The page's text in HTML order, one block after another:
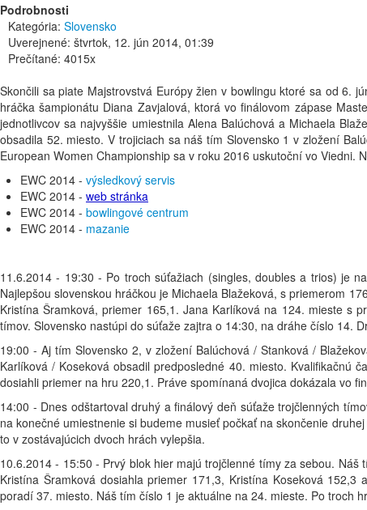
Podrobnosti
Kategória: Slovensko
Uverejnené: štvrtok, 12. jún 2014, 01:39
Prečítané: 4015x
Skončili sa piate Majstrovstvá Európy žien v bowlingu ktoré sa od 6.
hráčka šampionátu Diana Zavjalová, ktorá vo finálovom zápase
jednotlivcov sa najvyššie umiestnila Alena Balúchová a Michaela
obsadila 52. miesto. V trojiciach sa náš tím Slovensko 1 v zložení
European Women Championship sa v roku 2016 uskutoční vo
EWC 2014 - výsledkový servis
EWC 2014 - web stránka
EWC 2014 - bowlingové centrum
EWC 2014 - mazanie
11.6.2014 - 19:30 - Po troch súťažiach (singles, doubles a trios) je
Najlepšou slovenskou hráčkou je Michaela Blažeková, s priemerom
Kristína Šramková, priemer 165,1. Jana Karlíková na 124. mieste s
tímov. Slovensko nastúpi do súťaže zajtra o 14:30, na dráhe číslo 14.
19:00 - Aj tím Slovensko 2, v zložení Balúchová / Stanková /
Karlíková / Koseková obsadil predposledné 40. miesto. Kvalifikačnú
dosiahli priemer na hru 220,1. Práve spomínaná dvojica dokázala vo
14:00 - Dnes odštartoval druhý a finálový deň súťaže trojčlenných
na konečné umiestnenie si budeme musieť počkať na skončenie
to v zostávajúcich dvoch hrách vylepšia.
10.6.2014 - 15:50 - Prvý blok hier majú trojčlenné tímy za sebou.
Kristína Šramková dosiahla priemer 171,3, Kristína Koseková
poradí 37. miesto. Náš tím číslo 1 je aktuálne na 24. mieste. Po troch